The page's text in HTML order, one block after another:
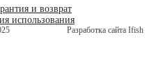
и возврат
использования
Разработка сайта Ifish